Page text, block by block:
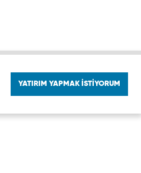
YATIRIM YAPMAK İSTİYORUM